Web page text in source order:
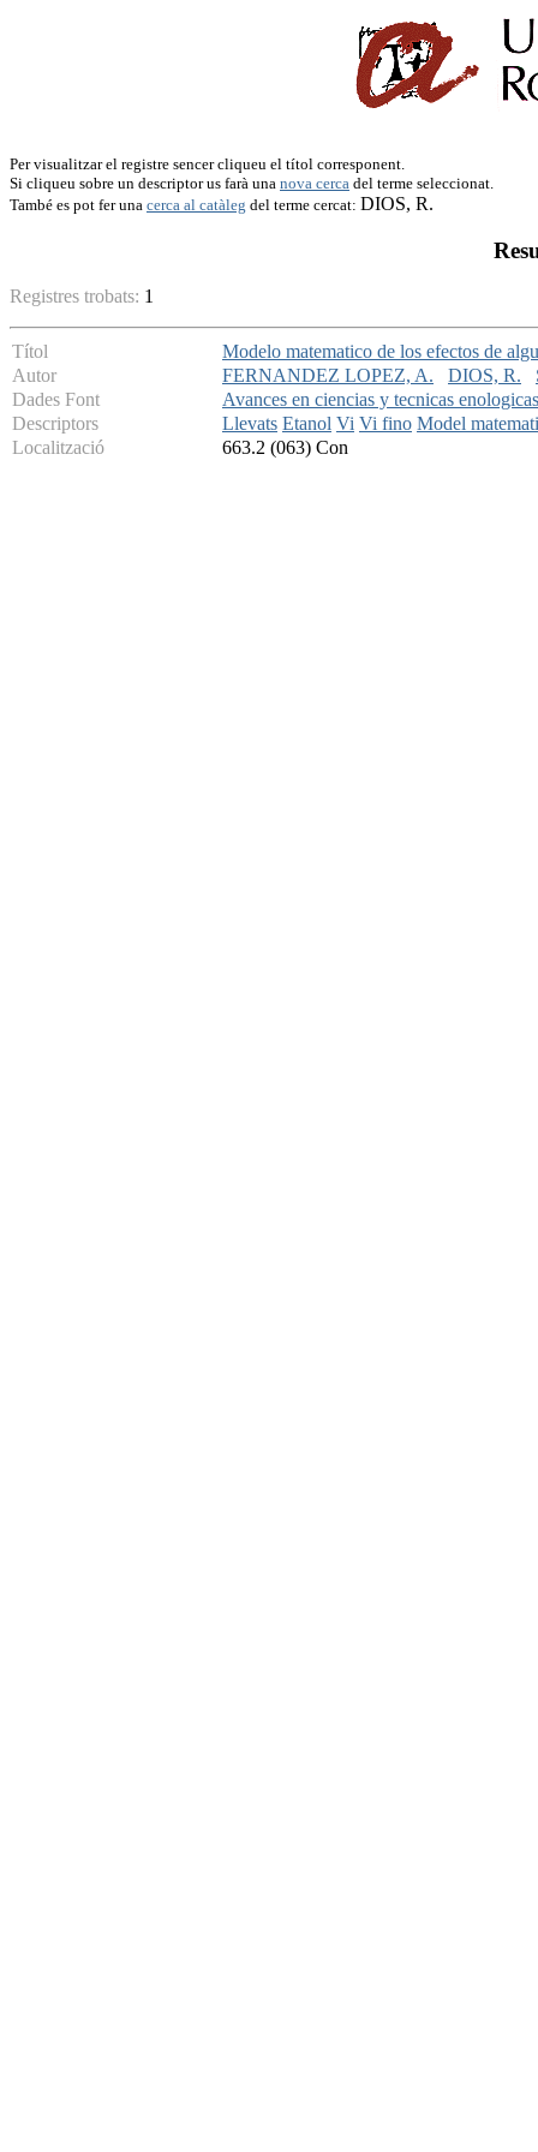
Per visualitzar el registre sencer cliqueu el títol corresponent.
Si cliqueu sobre un descriptor us farà una nova cerca del terme seleccionat.
També es pot fer una cerca al catàleg del terme cercat: DIOS, R.
Registres trobats: 1
Títol
Modelo matematico de los efectos de
Autor
FERNANDEZ LOPEZ, A. DIOS, R.
Dades Font
Avances en ciencias y tecnicas enologicas
Descriptors
Llevats Etanol Vi Vi fino Model
Localització
663.2 (063) Con